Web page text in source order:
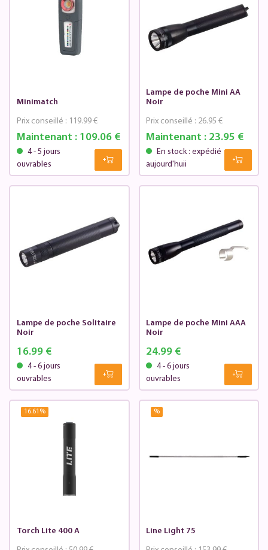
Minimatch
Maintenant :109.06 €
Prix conseillé : 119.99 €
4 - 5 jours
ouvrables
Lampe de poche Mini AA
Noir
Maintenant : 23.95 €
Prix conseillé : 26.95 €
En stock : expédié
aujourd'huii
Lampe de poche Solitaire
Noir
16.99 €
4 - 6 jours
ouvrables
Lampe de poche Mini AAA
Noir
24.99 €
4 - 6 jours
ouvrables
16.61 %
Torch Lite 400 A
%
Line Light 75